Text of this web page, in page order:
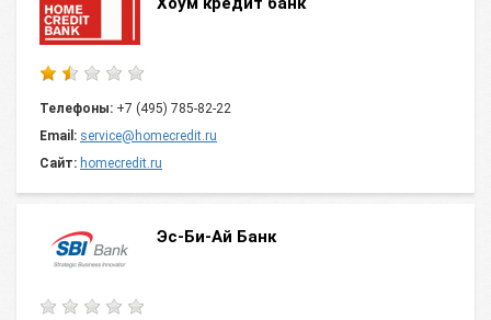
Телефоны: +7 (495) 785-82-22
Email: service@homecredit.ru
Сайт: homecredit.ru
Эс-Би-Ай Банк